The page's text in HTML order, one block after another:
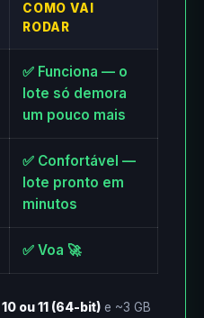
COMO VAI
RODAR
✅ Funciona — o
lote só demora
um pouco mais
✅ Confortável —
lote pronto em
minutos
✅ Voa 🚀
ou 11 (64-bit) e ~3 GB